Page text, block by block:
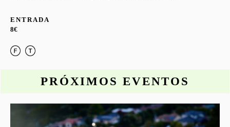
ENTRADA
8€
PRÓXIMOS EVENTOS